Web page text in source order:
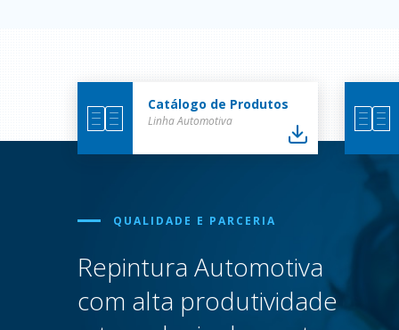
Catálogo de Produtos
Linha Automotiva
QUALIDADE E PARCERIA
Repintura Automotiva
com alta produtividade